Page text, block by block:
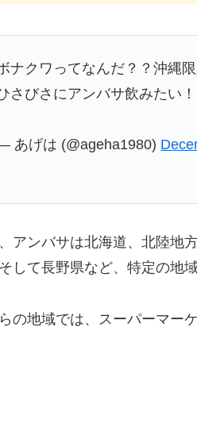
ナクワってなんだ？？沖縄
さびさにアンバサ飲みたい
あげは (@ageha1980)
アンバサは北海道、北陸地
して長野県など、特定の地
の地域では、スーパーマー